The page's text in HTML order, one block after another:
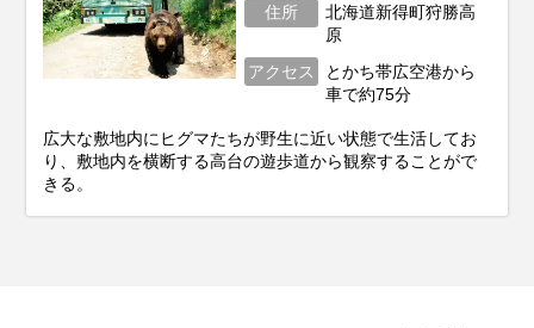
住所
北海道新得町狩勝高
原
アクセス
とかち帯広空港から
車で約75分
広大な敷地内にヒグマたちが野生に近い状態で生活してお
り、敷地内を横断する高台の遊歩道から観察することがで
きる。